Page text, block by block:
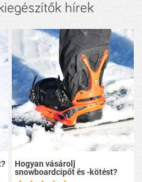
hírek
Hogyan vásárolj
snowboardcipőt és -kötést?